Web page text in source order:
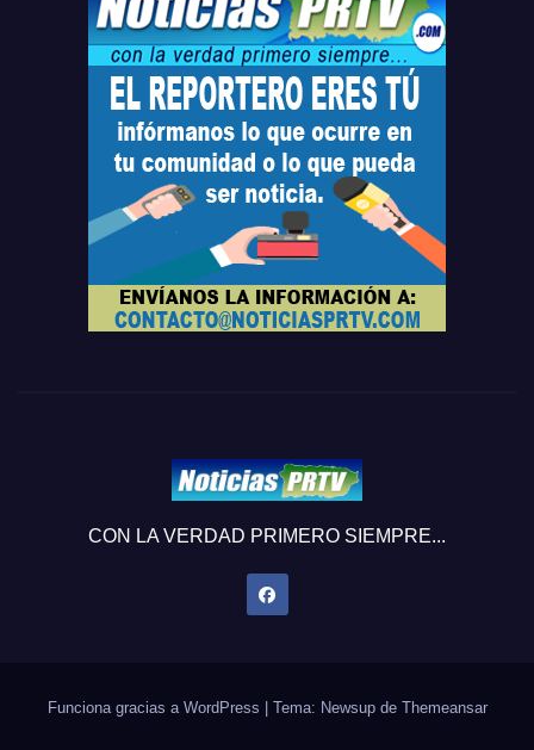
CON LA VERDAD PRIMERO SIEMPRE...
Funciona gracias a WordPress Tema: Newsup de Themeansar